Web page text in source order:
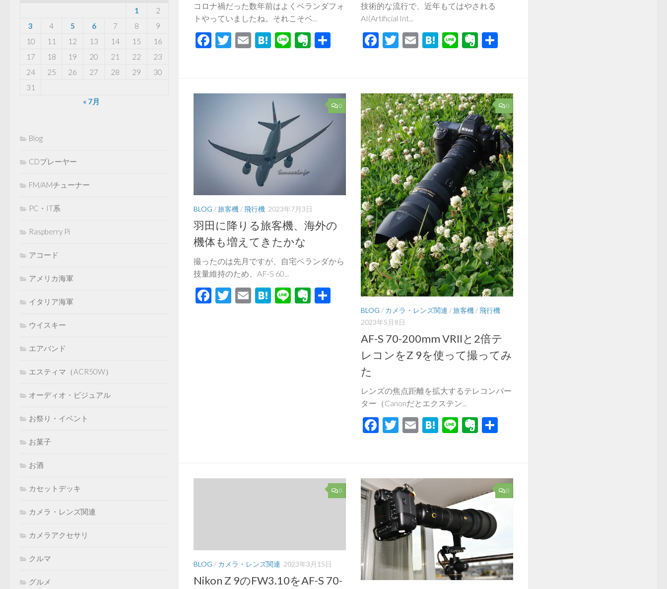
コロナ禍だった数年前はよくベランダフォ
トやっていましたね。それこそベ...
Facebook
Twitter
EmailHatena
LineEvernote
技術的な流行で、近年もてはやされる
AI(Artificial Int...
Facebook
Twitter
EmailHatena
LineEvernote
0
BLOG /旅客機 /飛行機 2023年7月3日
羽田に降りる旅客機、海外の
機体も増えてきたかな
撮ったのは先月ですが、自宅ベランダから
技量維持のため、AF-S 60...
Facebook
Twitter
EmailHatena
LineEvernote
0
BLOG / カメラ・レンズ関連 /旅客機 /飛行機
2023年5月8日
AF-S 70-200mm VRIIと2倍テ
レコンをZ 9を使って撮ってみ
た
レンズの焦点距離を拡大するテレコンバー
ター（Canonだとエクステン...
Facebook
Twitter
EmailHatena
LineEvernote
0
BLOG / カメラ・レンズ関連 2023年3月15日
Nikon Z 9のFW3.10をAF-S 70-
0
1
2
3
4 5 6 7 8
9
10
11 12 13 14 15
16
17
18 19 20 21 22
23
24
25 26 27 28 29
30
31
« 7月
Blog
CDプレーヤー
FM/AMチューナー
PC・IT系
Raspberry Pi
アコード
アメリカ海軍
イタリア海軍
ウイスキー
エアバンド
エスティマ（ACR50W）
オーディオ・ビジュアル
お祭り・イベント
お菓子
お酒
カセットデッキ
カメラ・レンズ関連
カメラアクセサリ
クルマ
グルメ